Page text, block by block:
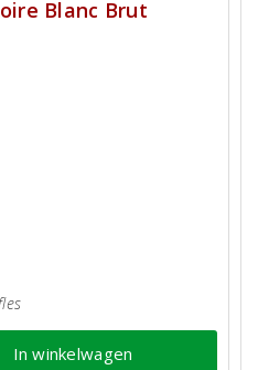
Blanc Brut
In winkelwagen